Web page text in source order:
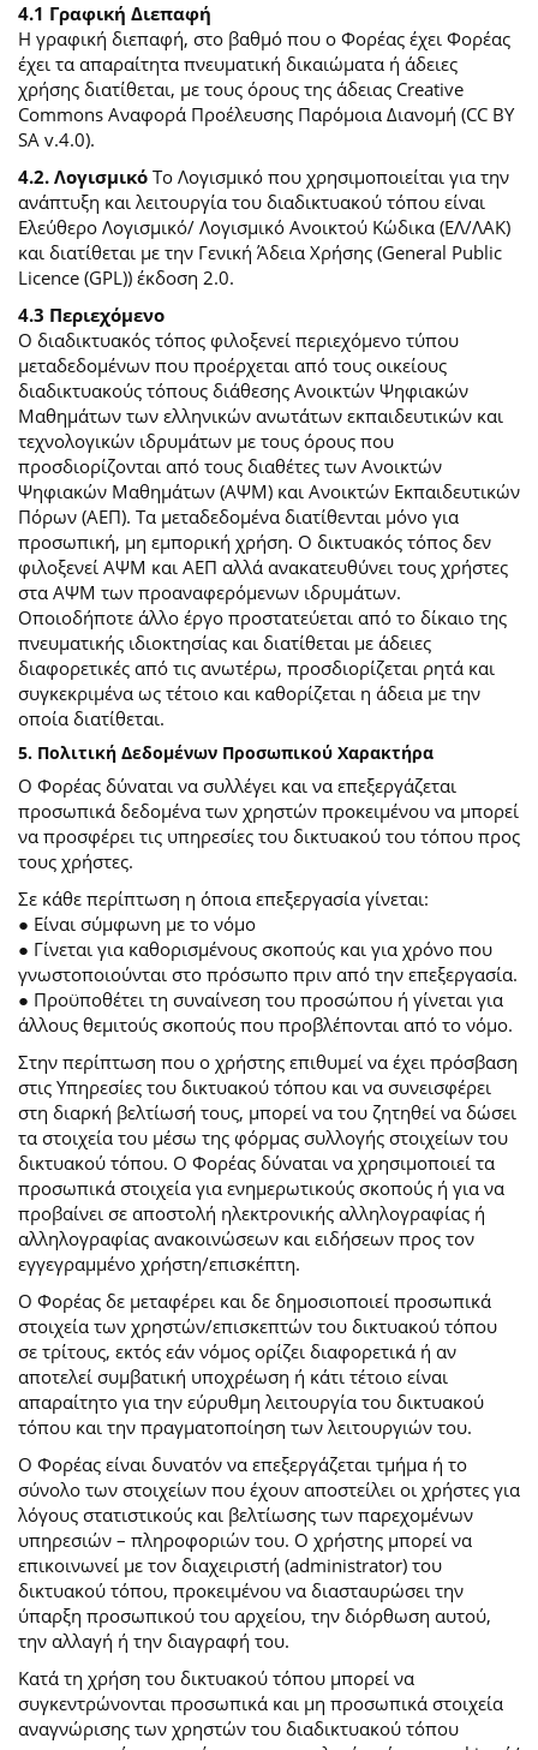
4.1 Γραφική Διεπαφή
Η γραφική διεπαφή, στο βαθμό που ο Φορέας έχει Φορέας
έχει τα απαραίτητα πνευματική δικαιώματα ή άδειες
χρήσης διατίθεται, με τους όρους της άδειας Creative
Commons Αναφορά Προέλευσης Παρόμοια Διανομή (CC BY
SA v.4.0).
4.2. ΛογισμικόΤο Λογισμικό που χρησιμοποιείται για την
ανάπτυξη και λειτουργία του διαδικτυακού τόπου είναι
Ελεύθερο Λογισμικό/ Λογισμικό Ανοικτού Κώδικα (ΕΛ/ΛΑΚ)
και διατίθεται με την Γενική Άδεια Χρήσης (General Public
Licence (GPL)) έκδοση 2.0.
4.3 Περιεχόμενο
O διαδικτυακός τόπος φιλοξενεί περιεχόμενο τύπου
μεταδεδομένων που προέρχεται από τους οικείους
διαδικτυακούς τόπους διάθεσης Ανοικτών Ψηφιακών
Μαθημάτων των ελληνικών ανωτάτων εκπαιδευτικών και
τεχνολογικών ιδρυμάτων με τους όρους που
προσδιορίζονται από τους διαθέτες των Ανοικτών
Ψηφιακών Μαθημάτων (ΑΨΜ) και Ανοικτών Εκπαιδευτικών
Πόρων (ΑΕΠ). Τα μεταδεδομένα διατίθενται μόνο για
προσωπική, μη εμπορική χρήση. Ο δικτυακός τόπος δεν
φιλοξενεί ΑΨΜ και ΑΕΠ αλλά ανακατευθύνει τους χρήστες
στα ΑΨΜ των προαναφερόμενων ιδρυμάτων.
Οποιοδήποτε άλλο έργο προστατεύεται από το δίκαιο της
πνευματικής ιδιοκτησίας και διατίθεται με άδειες
διαφορετικές από τις ανωτέρω, προσδιορίζεται ρητά και
συγκεκριμένα ως τέτοιο και καθορίζεται η άδεια με την
οποία διατίθεται.
5. Πολιτική Δεδομένων Προσωπικού Χαρακτήρα
Ο Φορέας δύναται να συλλέγει και να επεξεργάζεται
προσωπικά δεδομένα των χρηστών προκειμένου να μπορεί
να προσφέρει τις υπηρεσίες του δικτυακού του τόπου προς
τους χρήστες.
Σε κάθε περίπτωση η όποια επεξεργασία γίνεται:
● Είναι σύμφωνη με το νόμο
● Γίνεται για καθορισμένους σκοπούς και για χρόνο που
γνωστοποιούνται στο πρόσωπο πριν από την επεξεργασία.
● Προϋποθέτει τη συναίνεση του προσώπου ή γίνεται για
άλλους θεμιτούς σκοπούς που προβλέπονται από το νόμο.
Στην περίπτωση που ο χρήστης επιθυμεί να έχει πρόσβαση
στις Υπηρεσίες του δικτυακού τόπου και να συνεισφέρει
στη διαρκή βελτίωσή τους, μπορεί να του ζητηθεί να δώσει
τα στοιχεία του μέσω της φόρμας συλλογής στοιχείων του
δικτυακού τόπου. Ο Φορέας δύναται να χρησιμοποιεί τα
προσωπικά στοιχεία για ενημερωτικούς σκοπούς ή για να
προβαίνει σε αποστολή ηλεκτρονικής αλληλογραφίας ή
αλληλογραφίας ανακοινώσεων και ειδήσεων προς τον
εγγεγραμμένο χρήστη/επισκέπτη.
Ο Φορέας δε μεταφέρει και δε δημοσιοποιεί προσωπικά
στοιχεία των χρηστών/επισκεπτών του δικτυακού τόπου
σε τρίτους, εκτός εάν νόμος ορίζει διαφορετικά ή αν
αποτελεί συμβατική υποχρέωση ή κάτι τέτοιο είναι
απαραίτητο για την εύρυθμη λειτουργία του δικτυακού
τόπου και την πραγματοποίηση των λειτουργιών του.
Ο Φορέας είναι δυνατόν να επεξεργάζεται τμήμα ή το
σύνολο των στοιχείων που έχουν αποστείλει οι χρήστες για
λόγους στατιστικούς και βελτίωσης των παρεχομένων
υπηρεσιών – πληροφοριών του. Ο χρήστης μπορεί να
επικοινωνεί με τον διαχειριστή (administrator) του
δικτυακού τόπου, προκειμένου να διασταυρώσει την
ύπαρξη προσωπικού του αρχείου, την διόρθωση αυτού,
την αλλαγή ή την διαγραφή του.
Κατά τη χρήση του δικτυακού τόπου μπορεί να
συγκεντρώνονται προσωπικά και μη προσωπικά στοιχεία
αναγνώρισης των χρηστών του διαδικτυακού τόπου